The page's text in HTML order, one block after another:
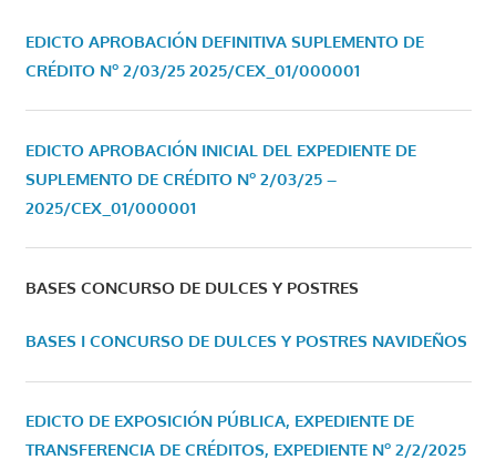
EDICTO APROBACIÓN DEFINITIVA SUPLEMENTO DE
CRÉDITO Nº 2/03/25 2025/CEX_01/000001
EDICTO APROBACIÓN INICIAL DEL EXPEDIENTE DE
SUPLEMENTO DE CRÉDITO Nº 2/03/25 –
2025/CEX_01/000001
BASES CONCURSO DE DULCES Y POSTRES
BASES I CONCURSO DE DULCES Y POSTRES NAVIDEÑOS
EDICTO DE EXPOSICIÓN PÚBLICA, EXPEDIENTE DE
TRANSFERENCIA DE CRÉDITOS, EXPEDIENTE Nº 2/2/2025